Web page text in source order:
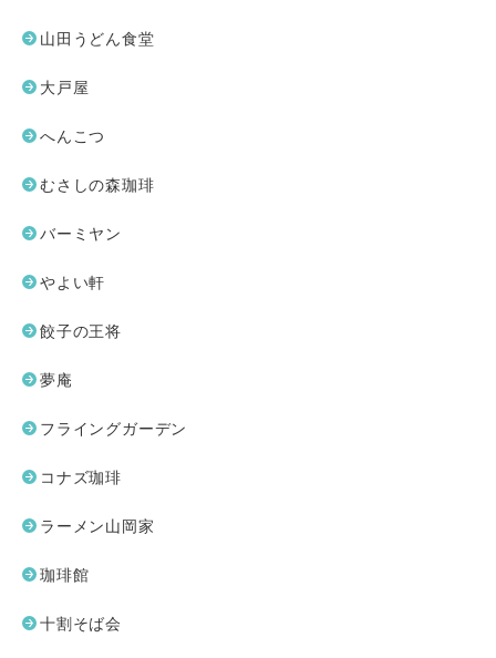
山田うどん食堂
大戸屋
へんこつ
むさしの森珈琲
バーミヤン
やよい軒
餃子の王将
夢庵
フライングガーデン
コナズ珈琲
ラーメン山岡家
珈琲館
十割そば会